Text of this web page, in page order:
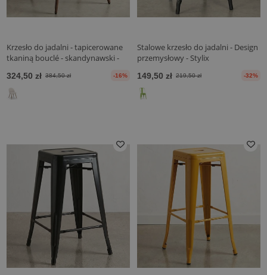
Krzesło do jadalni - tapicerowane
tkaniną bouclé - skandynawski -
324,50 zł 384,50 zł -16%
Stalowe krzesło do jadalni - Design
przemysłowy - Stylix
149,50 zł 219,50 zł -32%